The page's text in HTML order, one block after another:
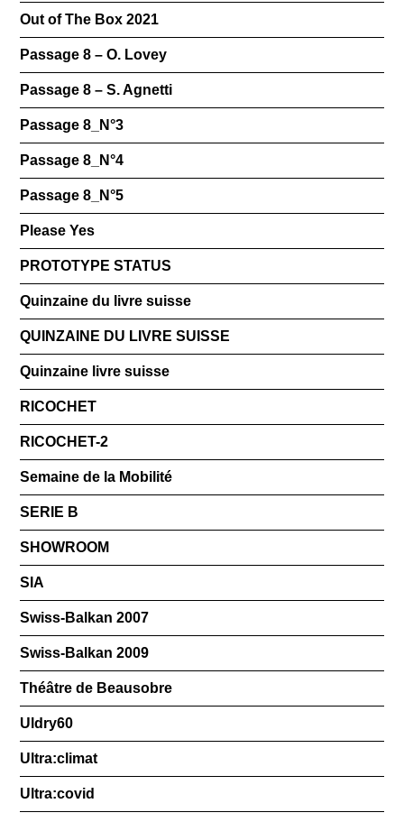
Out of The Box 2021
Passage 8 – O. Lovey
Passage 8 – S. Agnetti
Passage 8_N°3
Passage 8_N°4
Passage 8_N°5
Please Yes
PROTOTYPE STATUS
Quinzaine du livre suisse
QUINZAINE DU LIVRE SUISSE
Quinzaine livre suisse
RICOCHET
RICOCHET-2
Semaine de la Mobilité
SERIE B
SHOWROOM
SIA
Swiss-Balkan 2007
Swiss-Balkan 2009
Théâtre de Beausobre
Uldry60
Ultra:climat
Ultra:covid